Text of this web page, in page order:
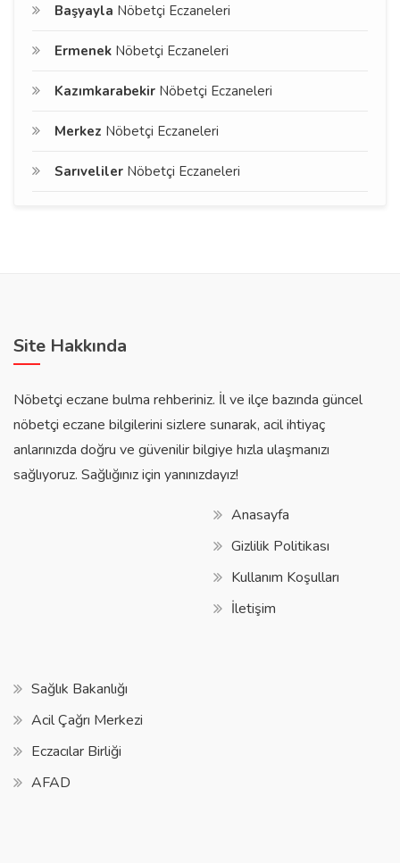
Başyayla Nöbetçi Eczaneleri
Ermenek Nöbetçi Eczaneleri
Kazımkarabekir Nöbetçi Eczaneleri
Merkez Nöbetçi Eczaneleri
Sarıveliler Nöbetçi Eczaneleri
Site Hakkında
Nöbetçi eczane bulma rehberiniz. İl ve ilçe bazında güncel
nöbetçi eczane bilgilerini sizlere sunarak, acil ihtiyaç
anlarınızda doğru ve güvenilir bilgiye hızla ulaşmanızı
sağlıyoruz. Sağlığınız için yanınızdayız!
Anasayfa
Gizlilik Politikası
Kullanım Koşulları
İletişim
Sağlık Bakanlığı
Acil Çağrı Merkezi
Eczacılar Birliği
AFAD